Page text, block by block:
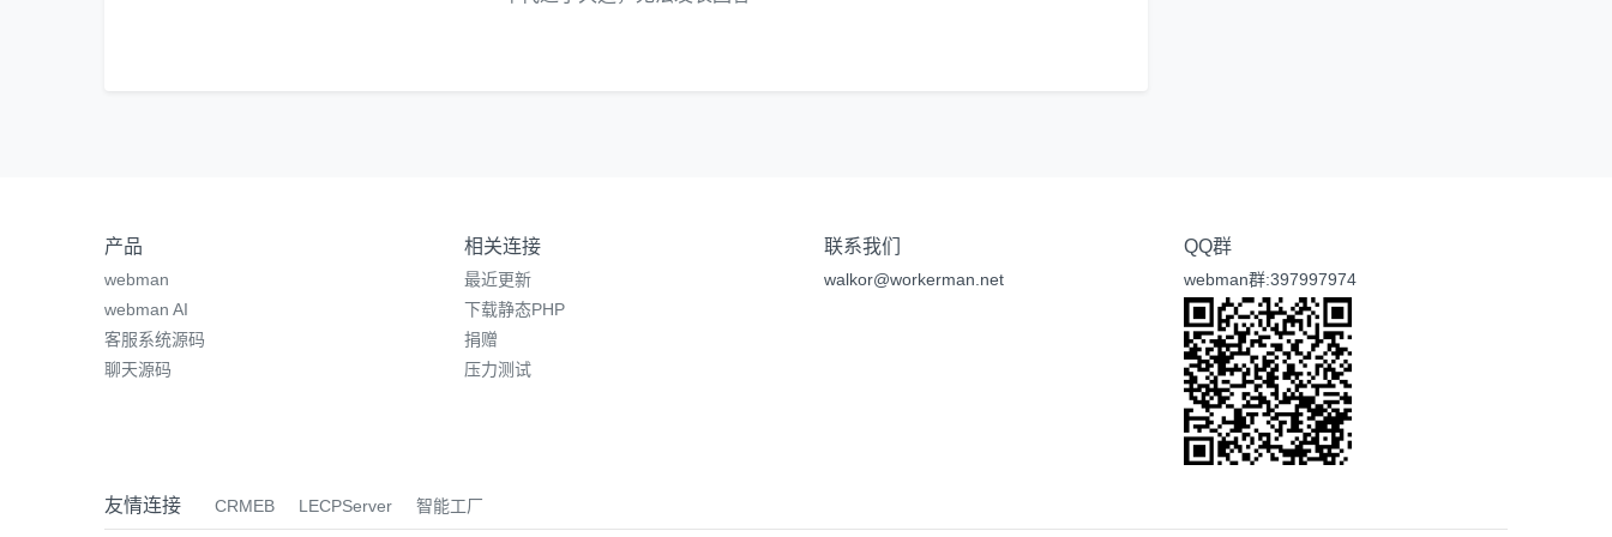
产品
webman
webman AI
客服系统源码
聊天源码
相关连接
最近更新
下载静态PHP
捐赠
压力测试
联系我们
walkor@workerman.net
QQ群
webman群:397997974
友情连接 CRMEB LECPServer 智能工厂